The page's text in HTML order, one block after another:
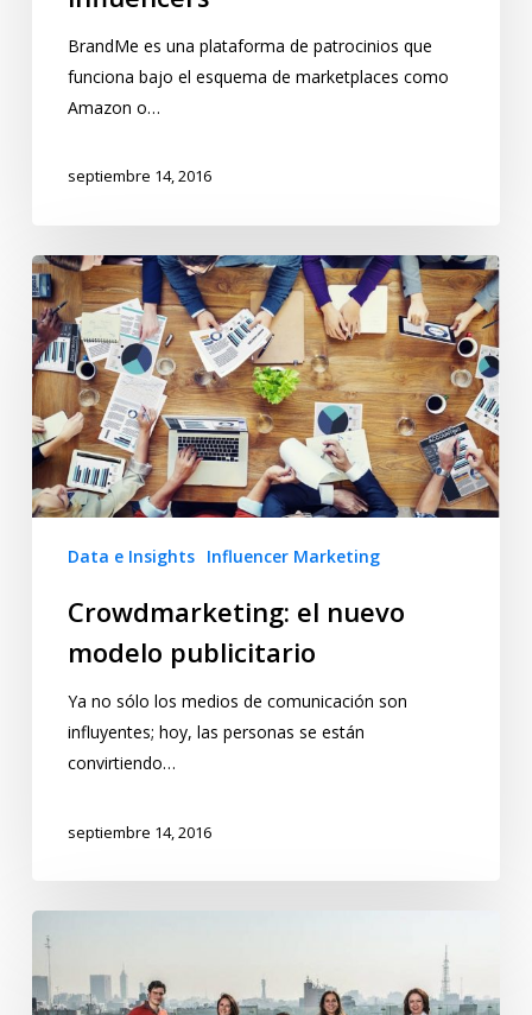
BrandMe es una plataforma de patrocinios que
funciona bajo el esquema de marketplaces como
Amazon o…
septiembre 14, 2016
Data e Insights Influencer Marketing
Crowdmarketing: el nuevo
modelo publicitario
Ya no sólo los medios de comunicación son
influyentes; hoy, las personas se están
convirtiendo…
septiembre 14, 2016